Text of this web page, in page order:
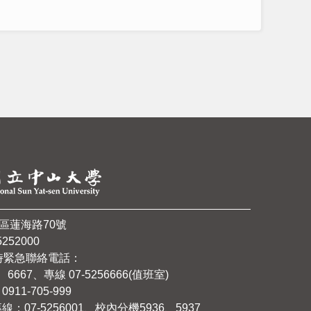
蓮海路70號
急聯絡電話：
6667、專線 07-5256666(值班室)
705-999
：07-5256001、校內分機5936、5937